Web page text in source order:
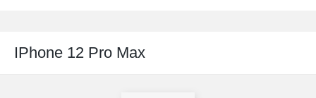
IPhone 12 Pro Max